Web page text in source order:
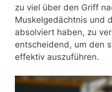
zu viel über den Griff
Muskelgedächtnis und
absolviert haben, zu
entscheidend, um den
effektiv auszuführen.